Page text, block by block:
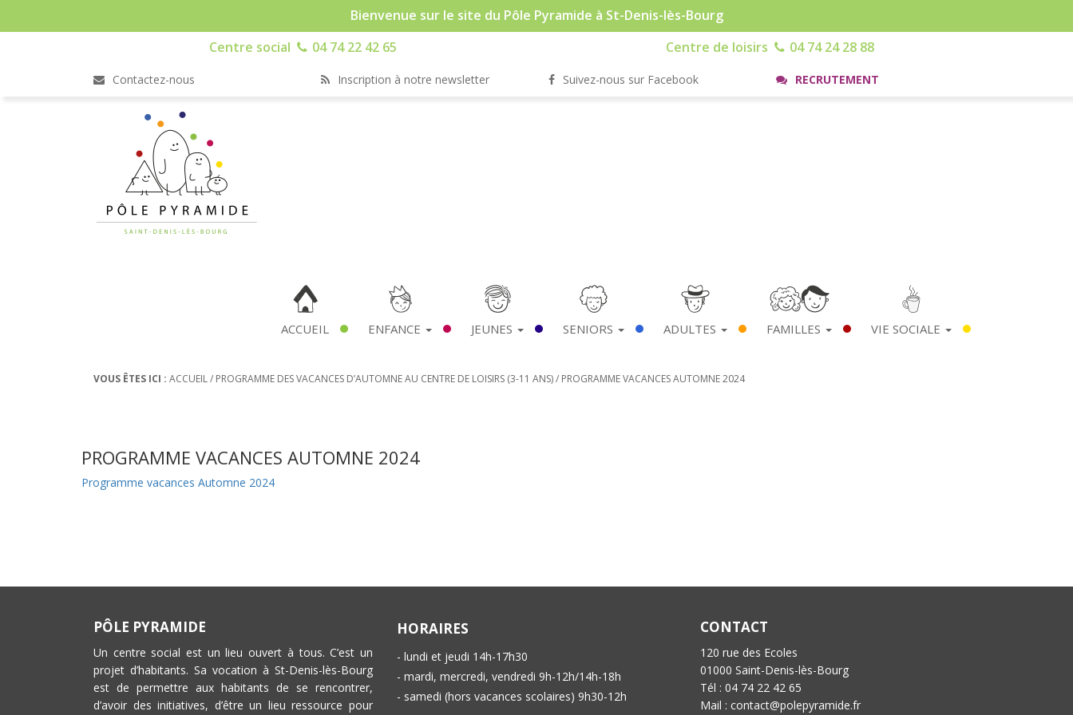
Bienvenue sur le site du Pôle Pyramide à St-Denis-lès-Bourg
Centre social
04 74 22 42 65 Centre de loisirs 04 74 24 28 88
Contactez-nous Inscription à notre newsletter Suivez-nous sur Facebook RECRUTEMENT
ACCUEIL ENFANCE JEUNES SENIORS ADULTES FAMILLES VIE SOCIALE
VOUS ÊTES ICI : ACCUEIL/ PROGRAMME DES VACANCES D’AUTOMNE AU CENTRE DE LOISIRS (3-11 ANS)/ PROGRAMME VACANCES AUTOMNE 2024
PROGRAMME VACANCES AUTOMNE 2024
Programme vacances Automne 2024
PÔLE PYRAMIDE
Un centre social est un lieu ouvert à tous. C’est un
projet d’habitants. Sa vocation à St-Denis-lès-Bourg
est de permettre aux habitants de se rencontrer,
d’avoir des initiatives, d’être un lieu ressource pour
HORAIRES
- lundi et jeudi 14h-17h30
- mardi, mercredi, vendredi 9h-12h/14h-18h
- samedi (hors vacances scolaires) 9h30-12h
CONTACT
120 rue des Ecoles
01000 Saint-Denis-lès-Bourg
Tél : 04 74 22 42 65
Mail : contact@polepyramide.fr